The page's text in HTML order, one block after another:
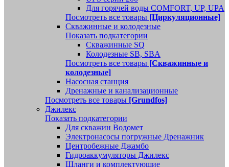
Для горячей воды COMFORT, UP, UPA
Посмотреть все товары [Циркуляционные]
Скважинные и колодезные
Показать подкатегории
Скважинные SQ
Колодезные SB, SBA
Посмотреть все товары [Скважинные и
колодезные]
Насосная станция
Дренажные и канализационные
Посмотреть все товары [Grundfos]
Джилекс
Показать подкатегории
Для скважин Водомет
Электронасосы погружные Дренажник
Центробежные Джамбо
Гидроаккумуляторы Джилекс
Шланги и комплектующие